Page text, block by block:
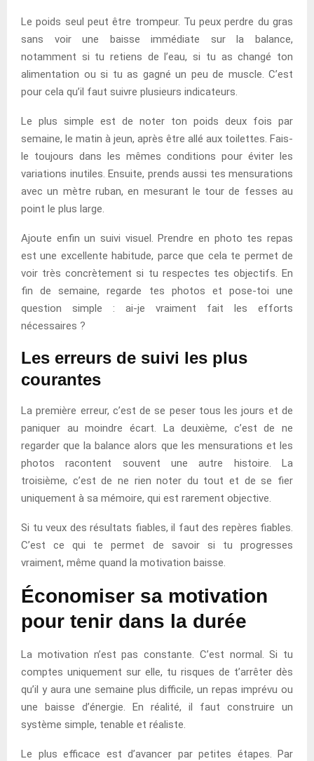
Le poids seul peut être trompeur. Tu peux perdre du gras
sans voir une baisse immédiate sur la balance,
notamment si tu retiens de l’eau, si tu as changé ton
alimentation ou si tu as gagné un peu de muscle. C’est
pour cela qu’il faut suivre plusieurs indicateurs.
Le plus simple est de noter ton poids deux fois par
semaine, le matin à jeun, après être allé aux toilettes. Fais-
le toujours dans les mêmes conditions pour éviter les
variations inutiles. Ensuite, prends aussi tes mensurations
avec un mètre ruban, en mesurant le tour de fesses au
point le plus large.
Ajoute enfin un suivi visuel. Prendre en photo tes repas
est une excellente habitude, parce que cela te permet de
voir très concrètement si tu respectes tes objectifs. En
fin de semaine, regarde tes photos et pose-toi une
question simple : ai-je vraiment fait les efforts
nécessaires ?
Les erreurs de suivi les plus
courantes
La première erreur, c’est de se peser tous les jours et de
paniquer au moindre écart. La deuxième, c’est de ne
regarder que la balance alors que les mensurations et les
photos racontent souvent une autre histoire. La
troisième, c’est de ne rien noter du tout et de se fier
uniquement à sa mémoire, qui est rarement objective.
Si tu veux des résultats fiables, il faut des repères fiables.
C’est ce qui te permet de savoir si tu progresses
vraiment, même quand la motivation baisse.
Économiser sa motivation
pour tenir dans la durée
La motivation n’est pas constante. C’est normal. Si tu
comptes uniquement sur elle, tu risques de t’arrêter dès
qu’il y aura une semaine plus difficile, un repas imprévu ou
une baisse d’énergie. En réalité, il faut construire un
système simple, tenable et réaliste.
Le plus efficace est d’avancer par petites étapes. Par